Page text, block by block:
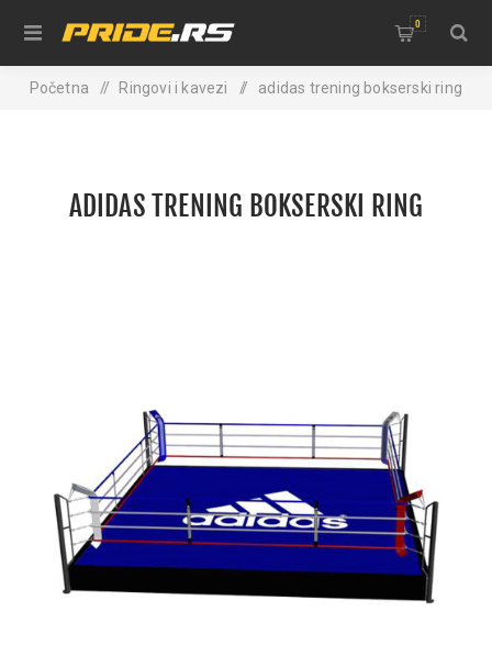
0
Početna / Ringovi i kavezi / adidas trening bokserski ring
ADIDAS TRENING BOKSERSKI RING